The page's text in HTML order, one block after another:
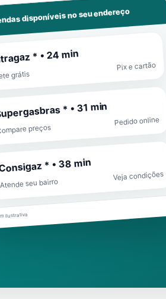
disponíveis no seu endereço
* • 24 min
grátis
Pix e cartão
* • 31 min
preços
Pedido online
* • 38 min
Atende seu bairro
Veja condições
ilustrativa